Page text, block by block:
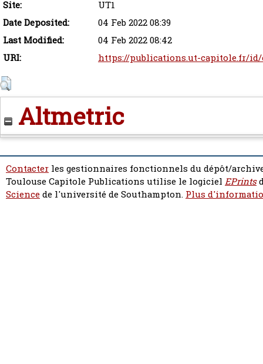
Site:
UT1
Date Deposited:
04 Feb 2022 08:39
Last Modified:
04 Feb 2022 08:42
URI:
https://publications.ut-capitole.fr/
Altmetric
Contacter les gestionnaires fonctionnels du dépôt/
Toulouse Capitole Publications utilise le logiciel EPrints
Sciencede l'université de Southampton. Plus